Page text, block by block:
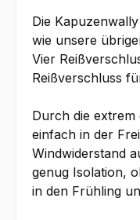
Die
wie unsere
Vier
Reißverschluss
Durch die extrem
einfach in der
Windwiderstand
genug Isolation,
in den Frühling